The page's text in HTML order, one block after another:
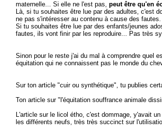
maternelle... Si elle ne l'est pas, peut être qu'en
Là, si tu souhaites être lue par des adultes, c'est
ne pas s'intéresser au contenu à cause des fautes.
Si tu souhaites être lue par des enfants/jeunes
fautes, ils vont finir par les reproduire... Pas très
Sinon pour le reste j'ai du mal à comprendre quel
équitation qui ne connaissent pas le monde du
Sur ton article "cuir ou synthétique", tu publies
Ton article sur "l'équitation souffrance animale
L'article sur le licol étho, c'est dommage, y'avait
les différents neufs, très très succinct sur